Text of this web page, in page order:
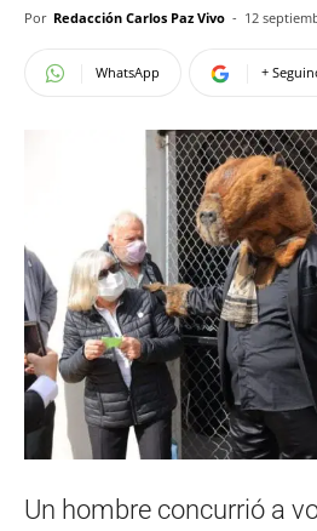
Por Redacción Carlos Paz Vivo - 12
WhatsApp +
Un hombre concurrió a